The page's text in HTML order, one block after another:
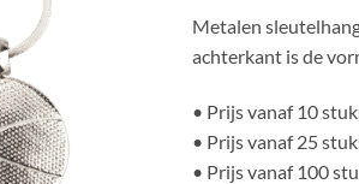
Metalen
achterkant is de
• Prijs vanaf 10
• Prijs vanaf 25
• Prijs vanaf 100